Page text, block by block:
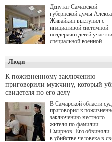
Депутат Самарской
губернской думы
Живайкин выступил с
инициативой системной
поддержки детей
специальной военной
"Помощь фронту и
участников СВО", которая
прошла в Отрадном 7
августа.
Люди
К пожизненному заключению
приговорили мужчину, который
свидетеля по его делу
В Самарской области суд
приговорил к
заключению местного
жителя по фамилии
Смирнов. Его обвиняли
в убийстве человека в